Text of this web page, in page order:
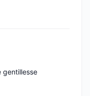
gentillesse